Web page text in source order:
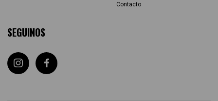
Contacto
SEGUINOS